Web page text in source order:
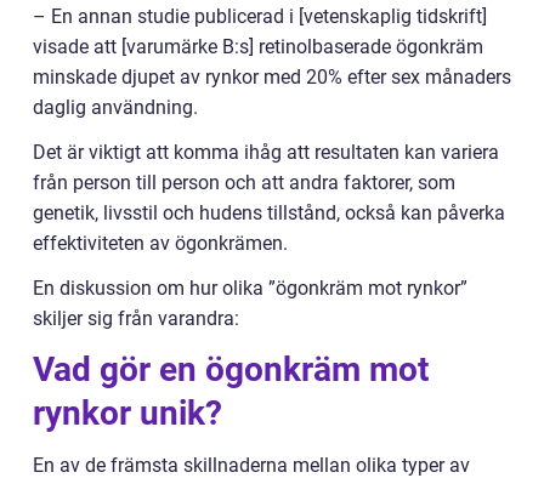
– En annan studie publicerad i [vetenskaplig tidskrift]
visade att [varumärke B:s] retinolbaserade ögonkräm
minskade djupet av rynkor med 20% efter sex månaders
daglig användning.
Det är viktigt att komma ihåg att resultaten kan variera
från person till person och att andra faktorer, som
genetik, livsstil och hudens tillstånd, också kan påverka
effektiviteten av ögonkrämen.
En diskussion om hur olika ”ögonkräm mot rynkor”
skiljer sig från varandra:
Vad gör en ögonkräm mot
rynkor unik?
En av de främsta skillnaderna mellan olika typer av